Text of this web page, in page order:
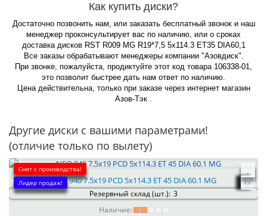
Как купить диски?
Достаточно позвонить нам, или заказать бесплатный звонок и наш
менеджер проконсультирует вас по наличию, или о сроках
доставка дисков RST R009 MG R19*7,5 5x114.3 ET35 DIA60,1
Все заказы обрабатывают менеджеры компании "Азовдиск".
При звонке, пожалуйста, продиктуйте этот код товара 106338-01,
это позволит быстрее дать нам ответ по наличию.
Цена действительна, только при заказе через интернет магазин
Азов-Тэк .
Другие диски с вашими параметрами!
(отличие только по вылету)
Снят с производства!
Лидер продаж!NEO 940 7.5x19 PCD 5x114.3 ET 45 DIA 60.1 MG
Резервный склад (шт.): 3
Наличие: